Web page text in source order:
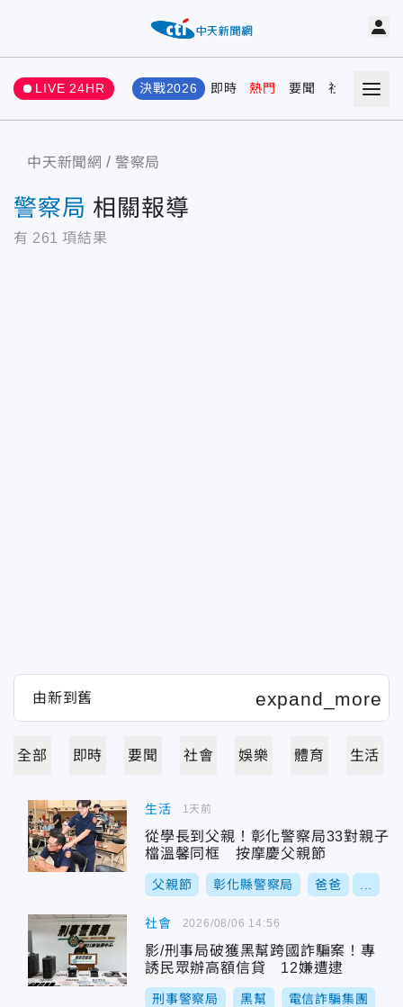
LIVE 24HR 決戰2026 即時 熱門 要聞 社會 娛樂
中天新聞網 警察局
警察局 相關報導
有 261 項結果
全部 即時 要聞 社會 娛樂 體育 生活
生活
從學長到父親！彰化警察局33對親子
檔溫馨同框 按摩慶父親節
父親節 彰化縣警察局 爸爸
1天前
社會
影/刑事局破獲黑幫跨國詐騙案！專
誘民眾辦高額信貸 12嫌遭逮
刑事警察局 黑幫 電信詐騙集團
2026/08/06 14:56